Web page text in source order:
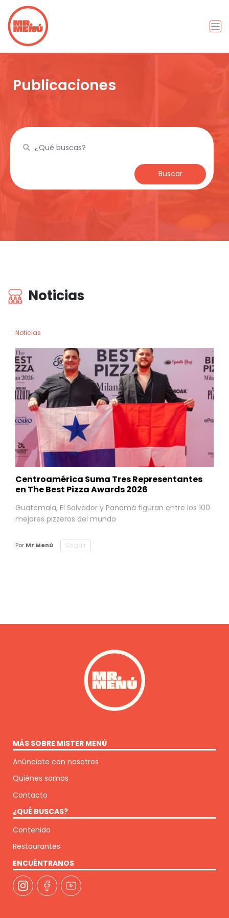
Publicaciones
Buscar
Noticias
Noticias
Centroamérica Suma Tres Representantes
en The Best Pizza Awards 2026
Guatemala, El Salvador y Panamá figuran entre los 100
mejores pizzeros del mundo
Por Mr Menú Seguir
MÁS SOBRE MISTER MENÚ
Anúnciate con nosotros
Quiénes somos
Contacto
¿QUÉ BUSCAS?
Contenido
Restaurantes
ENCUÉNTRANOS